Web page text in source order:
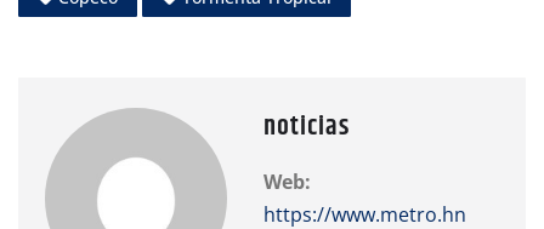
noticias
Web:
https://www.metro.hn